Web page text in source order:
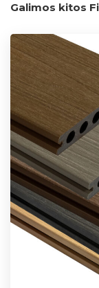
Galimos kitos